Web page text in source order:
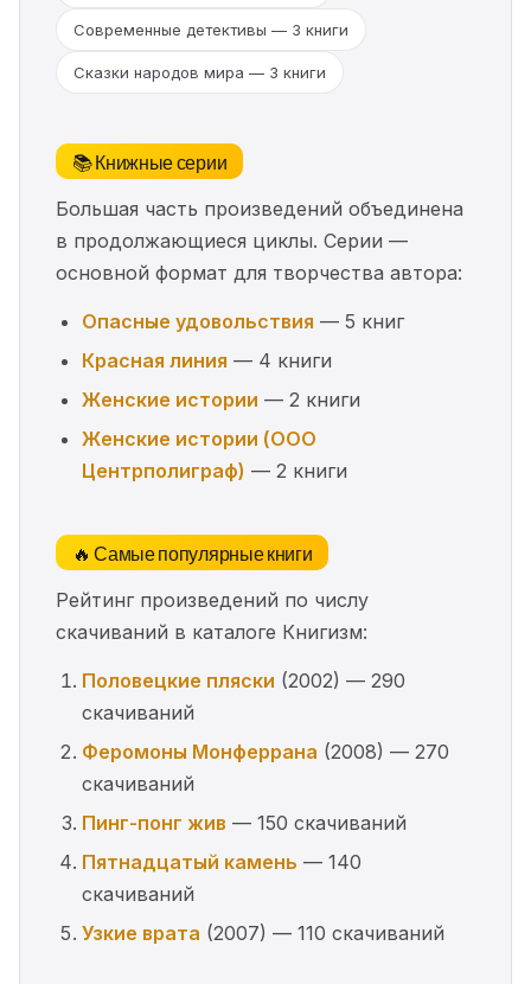
Современные детективы — 3 книги
Сказки народов мира — 3 книги
📚 Книжные серии
Большая часть произведений объединена
в продолжающиеся циклы. Серии —
основной формат для творчества автора:
Опасные удовольствия — 5 книг
Красная линия — 4 книги
Женские истории — 2 книги
Женские истории (ООО
Центрполиграф) — 2 книги
🔥 Самые популярные книги
Рейтинг произведений по числу
скачиваний в каталоге Книгизм:
Половецкие пляски (2002) — 290
скачиваний
Феромоны Монферрана (2008) — 270
скачиваний
Пинг-понг жив — 150 скачиваний
Пятнадцатый камень — 140
скачиваний
Узкие врата (2007) — 110 скачиваний